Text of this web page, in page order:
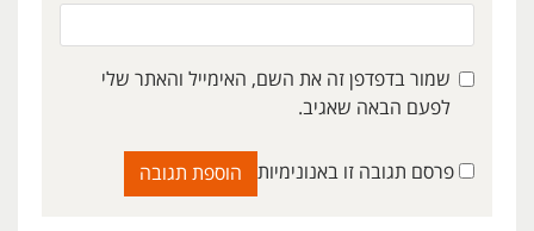
שמור בדפדפן זה את השם, האימייל והאתר שלי
לפעם הבאה שאגיב.
פרסם תגובה זו באנונימיות